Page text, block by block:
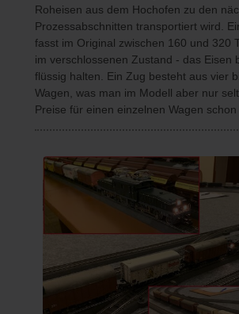
Roheisen aus dem Hochofen zu den
Prozessabschnitten transportiert wird.
fasst im Original zwischen 160 und 320
im verschlossenen Zustand - das Eisen
flüssig halten. Ein Zug besteht aus vier
Wagen, was man im Modell aber nur
Preise für einen einzelnen Wagen schon